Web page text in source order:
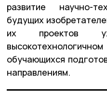
развитие научно-
будущих
их проектов
обучающихся
направлениям.